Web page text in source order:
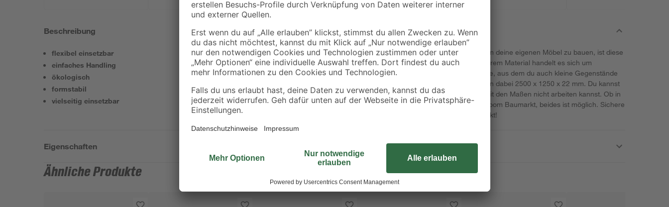
Beschreibung
flexibel einsetzbar
einfaches Handling
ökologisch
formstabil
vielseitig einsetzbar
Wenn du nach einem passenden Holz suchst, um deine eigenen Möbel zu bauen, ist diese
Tischlerplatte genau das Richtige für dich. Bei ihrem Material handelt es sich um
Birkenholz – ein Holz mit einer glatten Oberfläche, aus dem du auch kleine Gegenstände
herstellen kannst. Die Maße des Artikels betragen dabei 2500 x 1250 x 22 mm. Du kannst
die Tischlerplatte auch zuschneiden, wenn du mit den Maßen nicht arbeiten kannst. Ob in
deiner Heimwerkstatt oder in deinem nächsten toom Baumarkt, beides ist möglich. Sichere
dir jetzt dieses Holz und leg los mit deinem Projekt!
Eigenschaften
Ähnliche Produkte